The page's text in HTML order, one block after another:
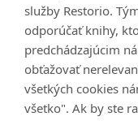
služby Restorio.
odporúčať knihy,
predchádzajúcim
obťažovať
všetkých cookies
všetko". Ak by ste
Knihy, ktoré zadáte
objednávku,
niektorej z pobočiek
predajni.
Je možné vám
ISBN kódov?
V prípade, že ide o
spĺňajú podmienky
debničku“. Kliknite